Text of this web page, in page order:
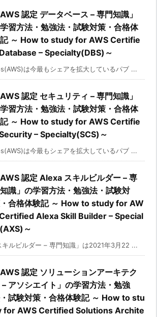
AWS 認定 データベース – 専門知識」
習方法・勉強法・試験対策・合格体
～ How to study for AWS Certifie
– Specialty(DBS)～
は今最もシェアを拡大しているパブ ...
AWS 認定 セキュリティ – 専門知識」
習方法・勉強法・試験対策・合格体
～ How to study for AWS Certifie
– Specialty(SCS)～
は今最もシェアを拡大しているパブ ...
AWS 認定 Alexa スキルビルダー – 専
識」の学習方法・勉強法・試験対
合格体験記 ～ How to study for AW
Alexa Skill Builder – Special
～
ルビルダー – 専門知識」は2021年3月22 ...
AWS 認定 ソリューションアーキテク
– アソシエイト」の学習方法・勉強
試験対策・合格体験記 ～ How to stu
for AWS Certified Solutions Archite